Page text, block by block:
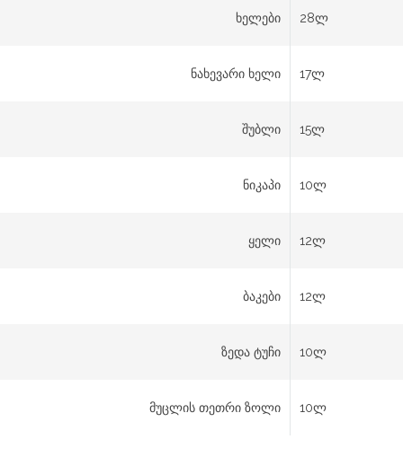
ხელები 28ლ
ნახევარი ხელი 17ლ
შუბლი 15ლ
ნიკაპი 10ლ
ყელი 12ლ
ბაკები 12ლ
ზედა ტუჩი 10ლ
მუცლის თეთრი ზოლი 10ლ